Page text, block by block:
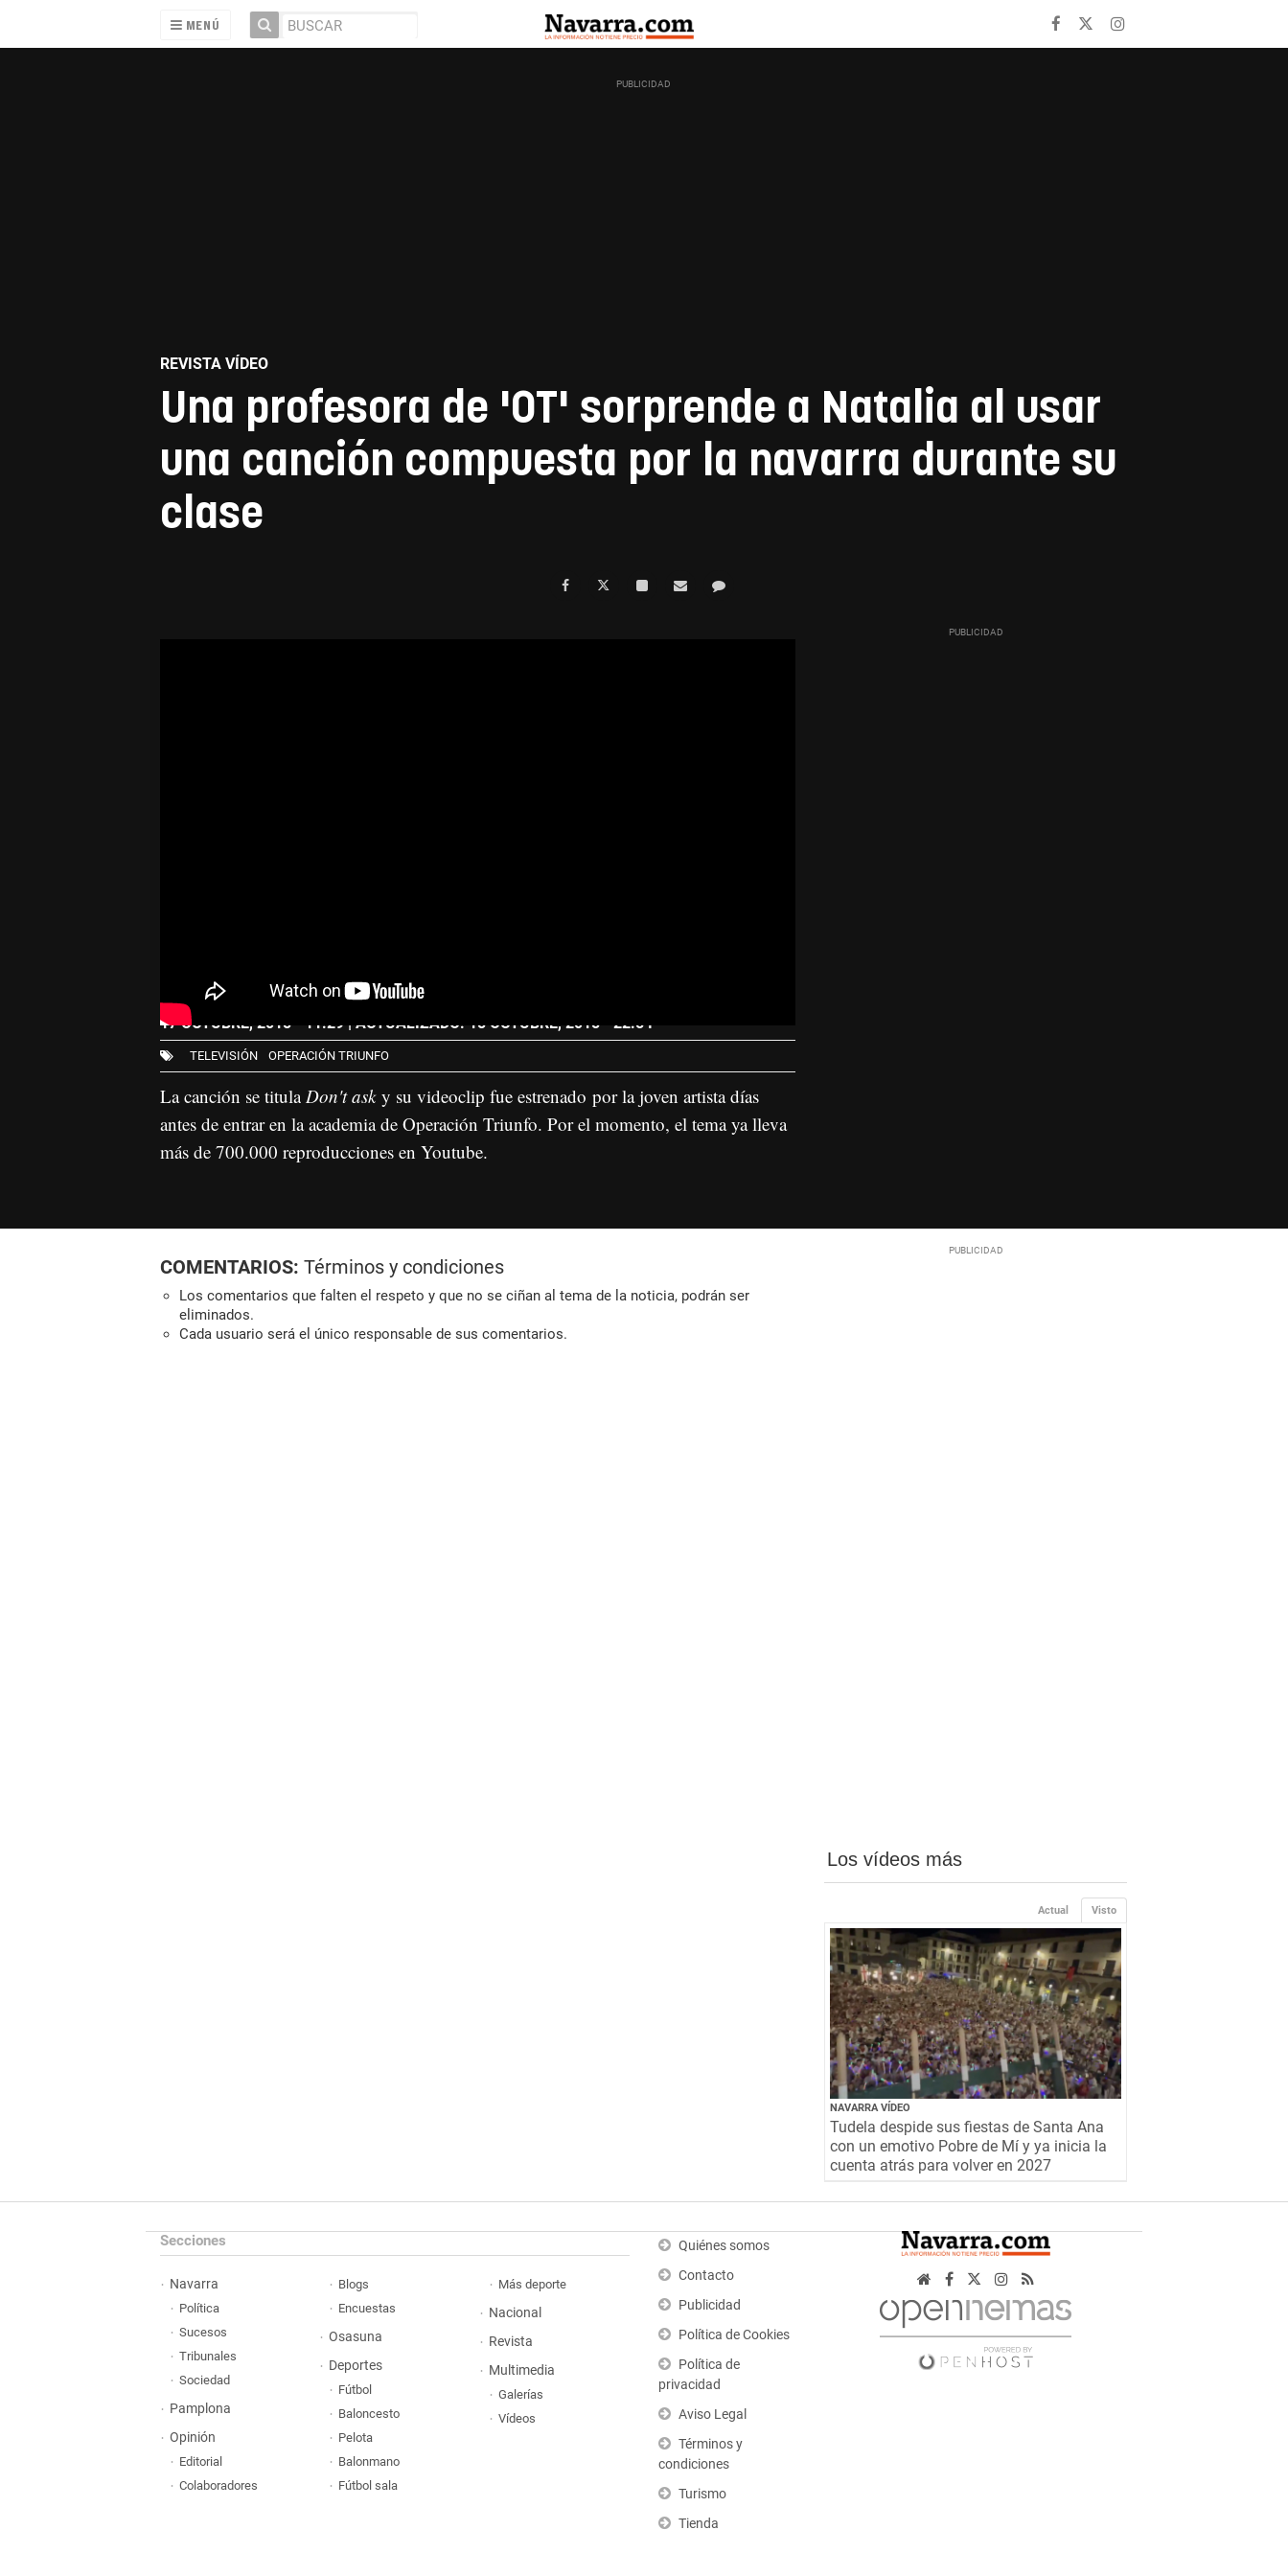
MENÚ
REVISTA VÍDEO
Una profesora de 'OT' sorprende a Natalia al usar
una canción compuesta por la navarra durante su
clase
17 OCTUBRE, 2018 - 11:29 | ACTUALIZADO: 18 OCTUBRE, 2018 - 22:54
TELEVISIÓN OPERACIÓN TRIUNFO
La canción se titulaDon't ask y su videoclip fue estrenado por la joven artista días
antes de entrar en la academia de Operación Triunfo. Por el momento, el tema ya lleva
más de 700.000 reproducciones en Youtube.
COMENTARIOS: Términos y condiciones
Los comentarios que falten el respeto y que no se ciñan al tema de la noticia, podrán ser
eliminados.
Cada usuario será el único responsable de sus comentarios.
Los vídeos más
Visto
Actual
NAVARRA VÍDEO
Tudela despide sus fiestas de Santa Ana
con un emotivo Pobre de Mí y ya inicia la
cuenta atrás para volver en 2027
Secciones
Navarra
Política
Sucesos
Tribunales
Sociedad
Pamplona
Opinión
Editorial
Colaboradores
Blogs
Encuestas
Osasuna
Deportes
Fútbol
Baloncesto
Pelota
Balonmano
Fútbol sala
Más deporte
Nacional
Revista
Multimedia
Galerías
Vídeos
Quiénes somos
Contacto
Publicidad
Política de Cookies
Política de
privacidad
Aviso Legal
Términos y
condiciones
Turismo
Tienda